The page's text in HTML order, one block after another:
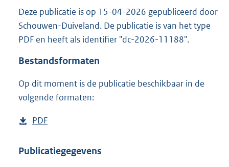
s
g
r
o
e
Deze publicatie is op 15-04-2026 gepubliceerd door
Schouwen-Duiveland. De publicatie is van het type
PDF en heeft als identifier "dc-2026-11188".
Bestandsformaten
Op dit moment is de publicatie beschikbaar in de
volgende formaten:
D
w
PDF
s
Publicatiegegevens